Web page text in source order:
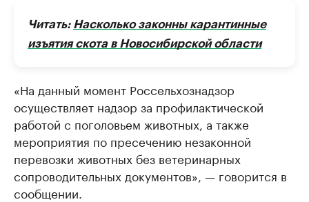
Читать: Насколько законны карантинные
изъятия скота в Новосибирской области
«На данный момент Россельхознадзор
осуществляет надзор за профилактической
работой с поголовьем животных, а также
мероприятия по пресечению незаконной
перевозки животных без ветеринарных
сопроводительных документов», — говорится в
сообщении.